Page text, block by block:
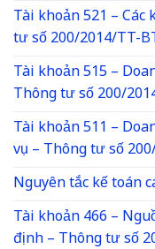
Tài khoản 521 –
tư số 200/2014/TT-
Tài khoản 515 –
Thông tư số 200/
Tài khoản 511 –
vụ – Thông tư số
Nguyên tắc kế toán
Tài khoản 466 –
định – Thông tư số